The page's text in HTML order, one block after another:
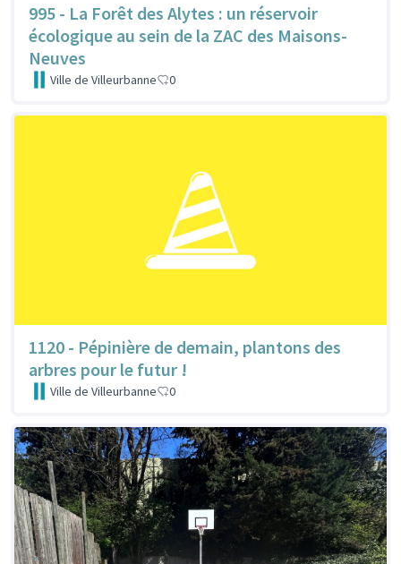
995 - La Forêt des Alytes : un réservoir
écologique au sein de la ZAC des Maisons-
Neuves
Ville de Villeurbanne 0
1120 - Pépinière de demain, plantons des
arbres pour le futur !
Ville de Villeurbanne 0